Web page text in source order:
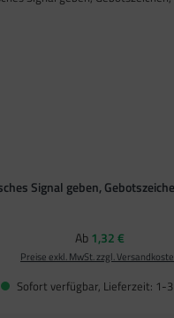
Signal geben,
Regulärer Preis:
Ab1,32 €
Preise exkl. MwSt. zzgl.
Sofort verfügbar, Lieferzeit: 1-3